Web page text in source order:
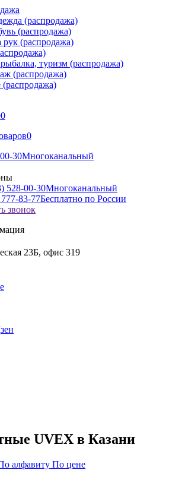
(распродажа)
(распродажа)
рук (распродажа)
туризм (распродажа)
(распродажа)
(распродажа)
0
0
30Многоканальный
528-00-30Многоканальный
83-77Бесплатно по России
звонок
23Б, офис 319
UVEX в Казани
алфавиту По цене